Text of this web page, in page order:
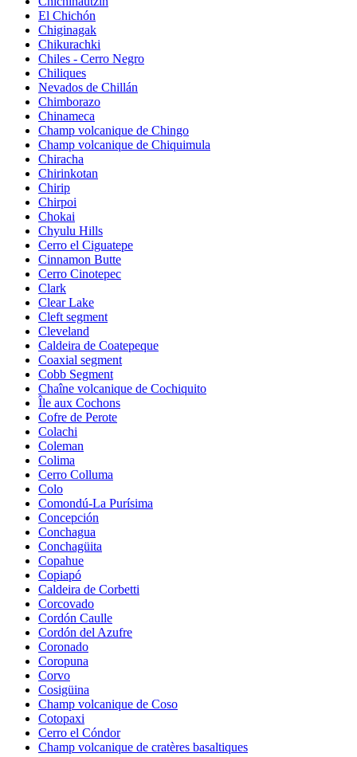
El Chichón
Chiginagak
Chikurachki
Chiles - Cerro Negro
Chiliques
Nevados de Chillán
Chimborazo
Chinameca
Champ volcanique de Chingo
Champ volcanique de Chiquimula
Chiracha
Chirinkotan
Chirip
Chirpoi
Chokai
Chyulu Hills
Cerro el Ciguatepe
Cinnamon Butte
Cerro Cinotepec
Clark
Clear Lake
Cleft segment
Cleveland
Caldeira de Coatepeque
Coaxial segment
Cobb Segment
Chaîne volcanique de Cochiquito
Île aux Cochons
Cofre de Perote
Colachi
Coleman
Colima
Cerro Colluma
Colo
Comondú-La Purísima
Concepción
Conchagua
Conchagüita
Copahue
Copiapó
Caldeira de Corbetti
Corcovado
Cordón Caulle
Cordón del Azufre
Coronado
Coropuna
Corvo
Cosigüina
Champ volcanique de Coso
Cotopaxi
Cerro el Cóndor
Champ volcanique de cratères basaltiques